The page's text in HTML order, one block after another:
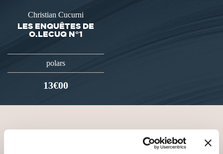
Christian Cucurni
LES ENQUÊTES DE
O.LECUQ N°1
polars
13€00
VOUS AIMEREZ AUSSI